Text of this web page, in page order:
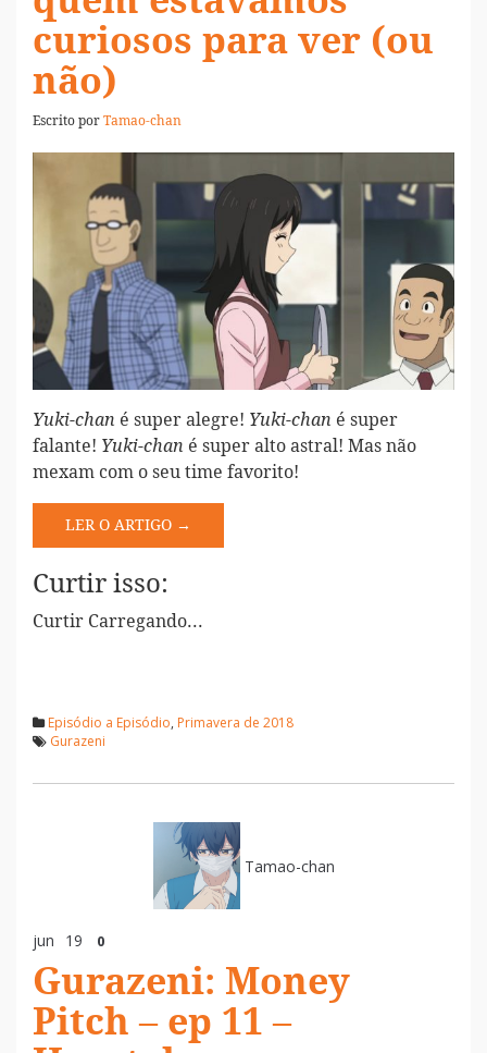
curiosos para ver (ou
não)
Escrito porTamao-chan
Yuki-chan é super alegre! Yuki-chan é super
falante! Yuki-chan é super alto astral! Mas não
mexam com o seu time favorito!
LER O ARTIGO →
Curtir isso:
Curtir Carregando...
Episódio a Episódio, Primavera de 2018
Gurazeni
Tamao-chan
jun 19 0
Gurazeni: Money
Pitch – ep 11 –